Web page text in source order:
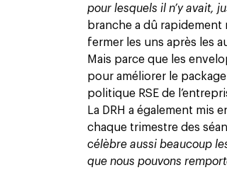
pour lesquels il n’y avait,
branche a dû rapidement
fermer les uns après les
Mais parce que les
pour améliorer le
politique RSE de
La DRH a également mis
chaque trimestre des
célèbre aussi beaucoup
que nous pouvons